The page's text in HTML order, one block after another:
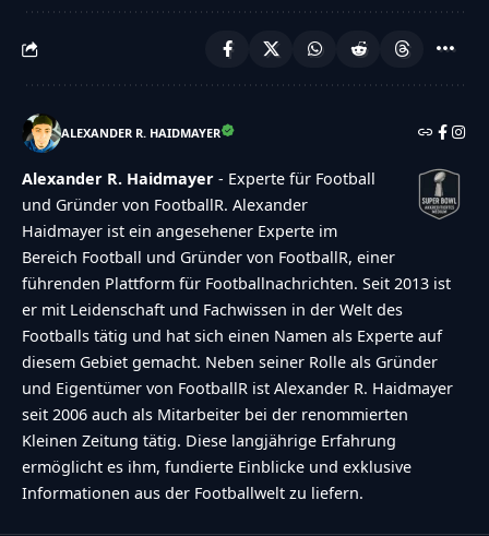
ALEXANDER R. HAIDMAYER
Alexander R. Haidmayer - Experte für Football
und Gründer von FootballR. Alexander
Haidmayer ist ein angesehener Experte im
Bereich Football und Gründer von FootballR, einer
führenden Plattform für Footballnachrichten. Seit 2013 ist
er mit Leidenschaft und Fachwissen in der Welt des
Footballs tätig und hat sich einen Namen als Experte auf
diesem Gebiet gemacht. Neben seiner Rolle als Gründer
und Eigentümer von FootballR ist Alexander R. Haidmayer
seit 2006 auch als Mitarbeiter bei der renommierten
Kleinen Zeitung tätig. Diese langjährige Erfahrung
ermöglicht es ihm, fundierte Einblicke und exklusive
Informationen aus der Footballwelt zu liefern.